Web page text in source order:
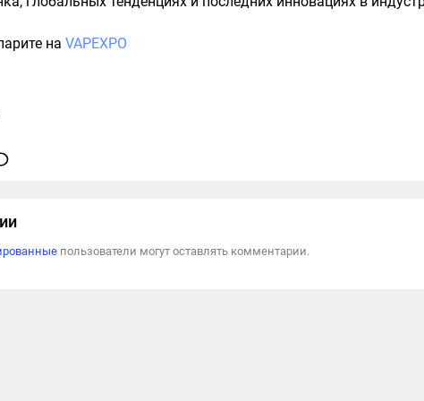
на VAPEXPO
пользователи могут оставлять комментарии.